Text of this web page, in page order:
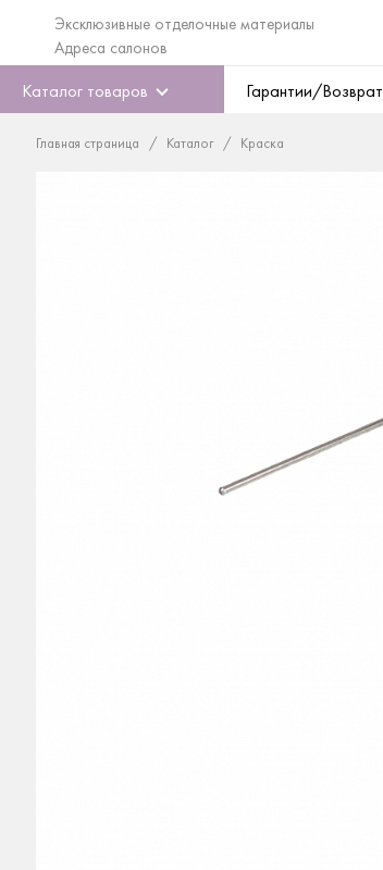
Эксклюзивные отделочные материалы
Адреса салонов
Каталог товаров Гарантии/Возврат
Главная страница Каталог Краска